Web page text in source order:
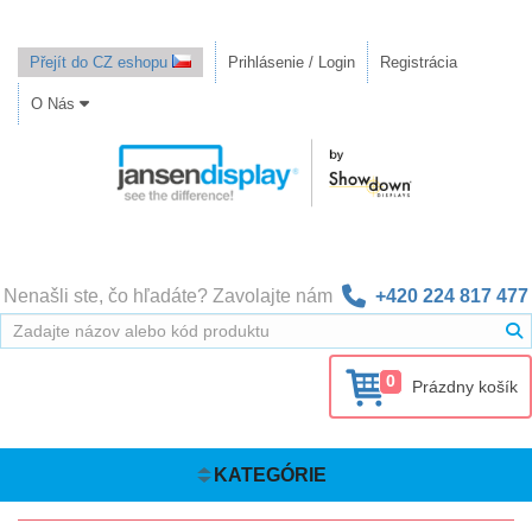
Přejít do CZ eshopu Prihlásenie / Login Registrácia
O Nás
Nenašli ste, čo hľadáte? Zavolajte nám +420 224 817 477
0 Prázdny košík
KATEGÓRIE